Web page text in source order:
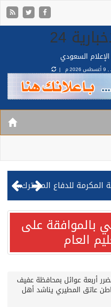
24
السعودي
البيان المشترك لقمة مكة المكرمة للدفاع المشترك بين المملكة وتركيا وباكستان
قيادة القوات المشتركة للتحالف: نفذنا عملية رد عسكري متناسبة لأهداف عسكرية مشروعة تابعة للمليشيا الحوثية الإرهابية في محافظة الحديدة
صدور مرسوم ملكي بالموافقة على نظام التعليم العام
على
عوائل بمحافظة عفيف
المطيري يناشد أهل